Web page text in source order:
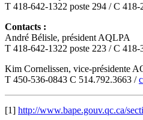
T 418-642-1322 poste 294 / C 418-
Contacts :
André Bélisle, président AQLPA
T 418-642-1322 poste 223 / C 418-
Kim Cornelissen, vice-présidente
T 450-536-0843 C 514.792.3663 /
[1] http://www.bape.gouv.qc.ca/